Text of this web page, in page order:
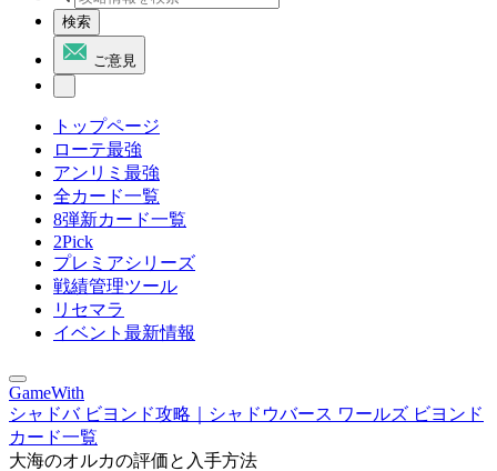
検索
ご意見
トップページ
ローテ最強
アンリミ最強
全カード一覧
8弾新カード一覧
2Pick
プレミアシリーズ
戦績管理ツール
リセマラ
イベント最新情報
GameWith
シャドバ ビヨンド攻略｜シャドウバース ワールズ ビヨンド
カード一覧
大海のオルカの評価と入手方法